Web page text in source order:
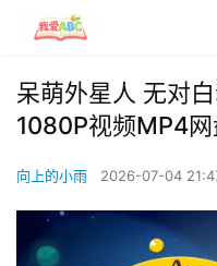
呆萌外星人 无对
1080P视频MP4
向上的小雨 2026-07-04